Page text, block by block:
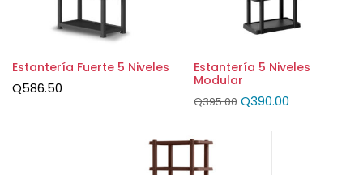
Estantería Fuerte 5 Niveles
Q586.50
Estantería 5 Niveles
Modular
Q395.00 Q390.00